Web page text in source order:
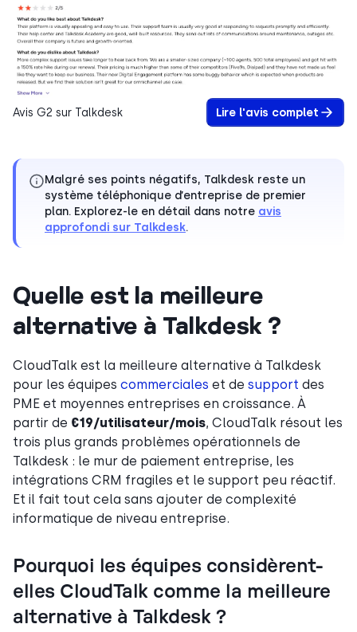
Avis G2 sur Talkdesk Lire l'avis complet
Malgré ses points négatifs, Talkdesk reste un
système téléphonique d’entreprise de premier
plan. Explorez-le en détail dans notre avis
approfondi sur Talkdesk.
Quelle est la meilleure
alternative à Talkdesk ?
CloudTalk est la meilleure alternative à Talkdesk
pour les équipes commerciales et de support des
PME et moyennes entreprises en croissance. À
partir de €19/utilisateur/mois, CloudTalk résout les
trois plus grands problèmes opérationnels de
Talkdesk : le mur de paiement entreprise, les
intégrations CRM fragiles et le support peu réactif.
Et il fait tout cela sans ajouter de complexité
informatique de niveau entreprise.
Pourquoi les équipes considèrent-
elles CloudTalk comme la meilleure
alternative à Talkdesk ?